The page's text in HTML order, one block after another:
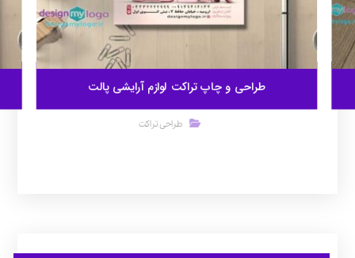
طراحی و چاپ تراکت لوازم آرایشی پالت
طراحی تراکت